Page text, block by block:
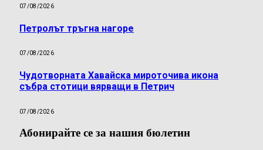
07/08/2026
Петролът тръгна нагоре
07/08/2026
Чудотворната Хавайска мироточива икона
събра стотици вярващи в Петрич
07/08/2026
Абонирайте се за нашия бюлетин